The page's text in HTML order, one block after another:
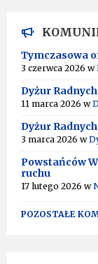
T
E
R
N
T
I
E
:
Tymczasowa
3 czerwca 2026 w
Dyżur
11 marca 2026 w
Dyżur
3 marca 2026 w
Powstańców
ruchu
17 lutego 2026 w
POZOSTAŁE